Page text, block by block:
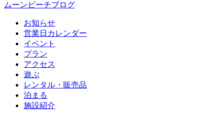
ムーンビーチブログ
お知らせ
営業日カレンダー
イベント
プラン
アクセス
遊ぶ
レンタル・販売品
泊まる
施設紹介